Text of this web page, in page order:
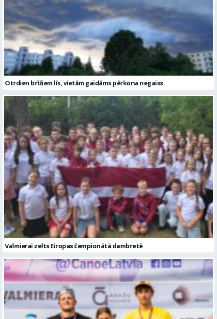
Otrdien brīžiem līs, vietām gaidāms pērkona negaiss
Valmierai zelts Eiropas čempionātā dambretē